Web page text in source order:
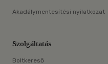
Akadálymentesítési nyilatkozat
Szolgáltatás
Boltkereső